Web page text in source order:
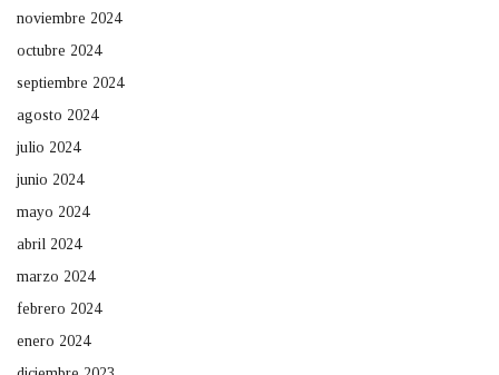
noviembre 2024
octubre 2024
septiembre 2024
agosto 2024
julio 2024
junio 2024
mayo 2024
abril 2024
marzo 2024
febrero 2024
enero 2024